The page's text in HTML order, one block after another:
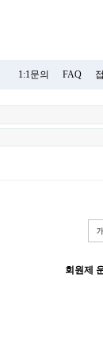
1:1문의 FAQ
회원제